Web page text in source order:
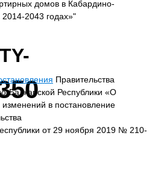
домов в Кабардино-
2014-2043 годах»"
Правительства
Балкарской Республики «О
изменений в постановление
от 29 ноября 2019 № 210-